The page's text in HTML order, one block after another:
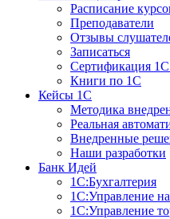
Расписание
Преподаватели
Отзывы
Записаться
Сертификация
Книги по 1С
Кейсы 1С
Методика
Реальная
Внедренные
Наши разработки
Банк Идей
1С:Бухгалтерия
1С:Управление
1С:Управление